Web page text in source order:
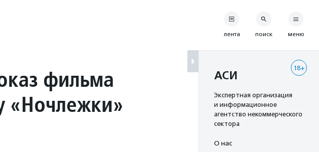
фильма
«Ночлежки»
лента поиск меню
18+
АСИ
Экспертная организация
и информационное
агентство некоммерческого
сектора
О нас